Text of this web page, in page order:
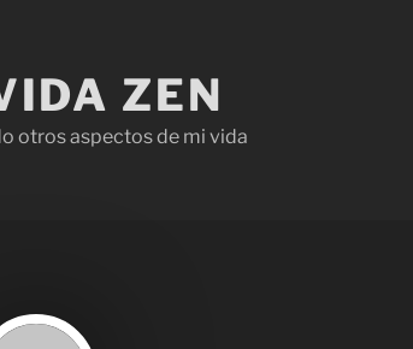
ZEN
otros aspectos de mi vida